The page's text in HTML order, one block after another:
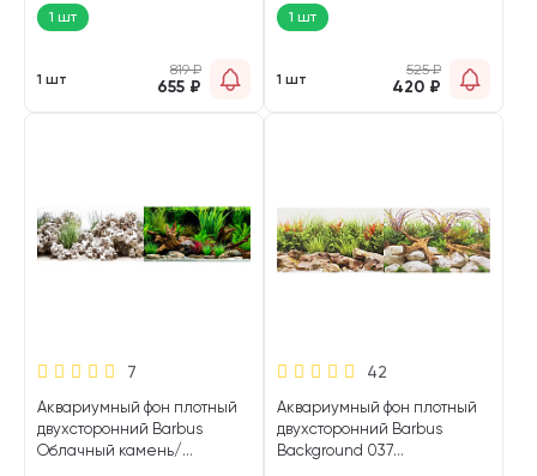
Насыщенная река 60 х 124
см (1 шт)
1 шт
1 шт
819₽
655 ₽
Насыщенная река 45 х 94
см (1 шт)
1 шт
1 шт
525₽
420 ₽
7
Аквариумный фон плотный
двухсторонний Barbus
Облачный камень/
42
Аквариумный фон плотный
двухсторонний Barbus
Background 037